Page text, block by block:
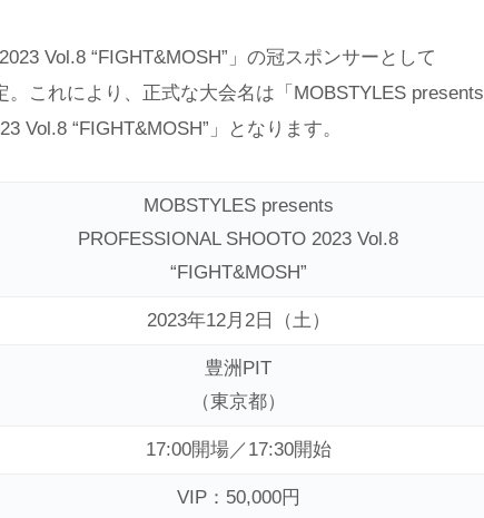
Vol.8 “FIGHT&MOSH”」の冠スポンサーとして
。これにより、正式な大会名は「MOBSTYLES presents
Vol.8 “FIGHT&MOSH”」となります。
MOBSTYLES presents
PROFESSIONAL SHOOTO 2023 Vol.8
“FIGHT&MOSH”
2023年12月2日（土）
豊洲PIT
（東京都）
17:00開場／17:30開始
VIP：50,000円